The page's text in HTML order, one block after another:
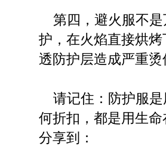
第四，避火服不是
护，在火焰直接烘
透防护层造成严重
请记住：防护服是
何折扣，都是用生
分享到：